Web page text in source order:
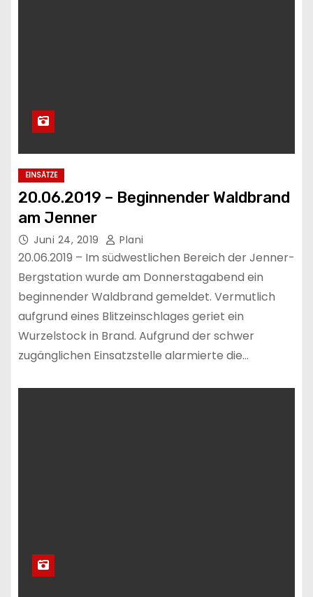
EINSÄTZE
20.06.2019 – Beginnender Waldbrand
am Jenner
Juni 24, 2019 Plani
20.06.2019 – Im südwestlichen Bereich der Jenner-
Bergstation wurde am Donnerstagabend ein
beginnender Waldbrand gemeldet. Vermutlich
aufgrund eines Blitzeinschlages geriet ein
Wurzelstock in Brand. Aufgrund der schwer
zugänglichen Einsatzstelle alarmierte die…